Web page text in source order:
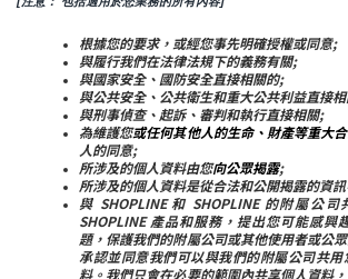
根據您的要求，或經您事先明確授權或同意;
與履行我們在法律法規下的義務有關;
與國家安全、國防安全直接相關的;
與公共安全、公共衛生和重大公共利益直接
與刑事偵查、起訴、審判和執行直接相關;
為維護您或任何其他人的生命、財產等重大
人的同意;
所涉及的個人資料由您向公眾揭露;
所涉及的個人資料是從合法和公開揭露的資訊
與 SHOPLINE 和 SHOPLINE 的附屬公
SHOPLINE 產品和服務，提出您可能感興
題，保護我們的附屬公司或其他使用者或公
承認並同意我們可以與我們的附屬公司共
料。我們只會在必要的範圍內共享個人資料